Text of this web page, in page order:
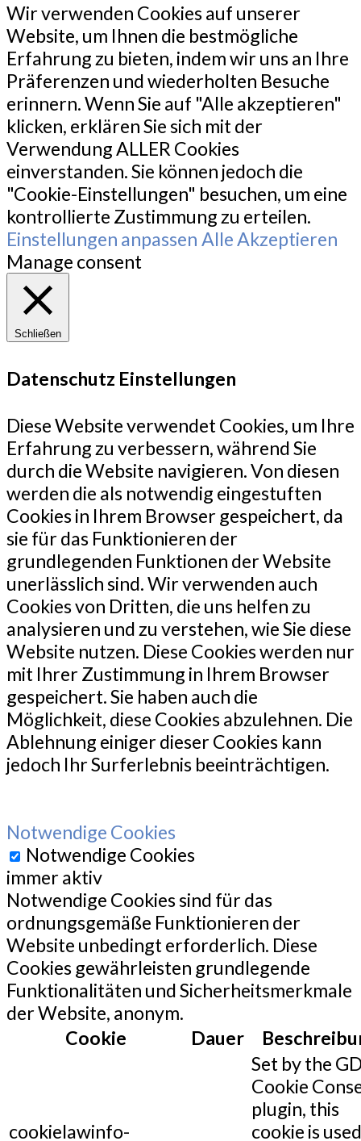
Wir verwenden Cookies auf unserer
Website, um Ihnen die bestmögliche
Erfahrung zu bieten, indem wir uns an Ihre
Präferenzen und wiederholten Besuche
erinnern. Wenn Sie auf "Alle akzeptieren"
klicken, erklären Sie sich mit der
Verwendung ALLER Cookies
einverstanden. Sie können jedoch die
"Cookie-Einstellungen" besuchen, um eine
kontrollierte Zustimmung zu erteilen.
Einstellungen anpassen Alle Akzeptieren
Manage consent
Schließen
Datenschutz Einstellungen
Diese Website verwendet Cookies, um Ihre
Erfahrung zu verbessern, während Sie
durch die Website navigieren. Von diesen
werden die als notwendig eingestuften
Cookies in Ihrem Browser gespeichert, da
sie für das Funktionieren der
grundlegenden Funktionen der Website
unerlässlich sind. Wir verwenden auch
Cookies von Dritten, die uns helfen zu
analysieren und zu verstehen, wie Sie diese
Website nutzen. Diese Cookies werden nur
mit Ihrer Zustimmung in Ihrem Browser
gespeichert. Sie haben auch die
Möglichkeit, diese Cookies abzulehnen. Die
Ablehnung einiger dieser Cookies kann
jedoch Ihr Surferlebnis beeinträchtigen.
Notwendige Cookies
Notwendige Cookies
immer aktiv
Notwendige Cookies sind für das
ordnungsgemäße Funktionieren der
Website unbedingt erforderlich. Diese
Cookies gewährleisten grundlegende
Funktionalitäten und Sicherheitsmerkmale
der Website, anonym.
Cookie
Dauer
cookielawinfo-
Set by the
Cookie
plugin, this
cookie is